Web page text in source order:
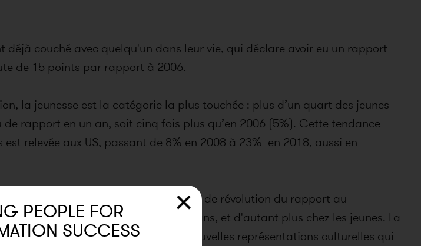
déjà couché avec quelqu'un dans leur vie, qui déclare avoir eu un rapport
de 15 points par rapport à 2006.
la jeunesse est la catégorie la plus touchée : plus d’un quart des jeunes
rapport en un an, soit cinq fois plus qu’en 2006 (5%). Cette tendance
relevée aux US, passant de 8% en 2008 à 23% en 2018, aussi en
Elle s'inscrit d'abord dans un contexte de révolution du rapport au
forcer à faire l'amour qu'il y a 40 ans, et d'autant plus chez les jeunes. La
un devoir normalisé, et de nouvelles représentations culturelles qui
PEOPLE FOR
SUCCESS